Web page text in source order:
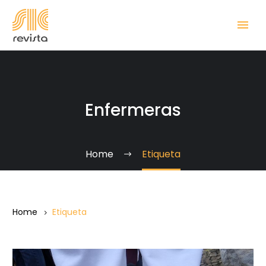
Enfermeras
Home Etiqueta
Home Etiqueta
La